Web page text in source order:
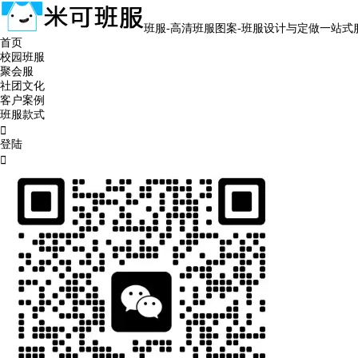
班服-高清班服图案-班服设计与定做一站式
首页
校园班服
聚会服
社团文化
客户案例
班服款式

登陆
